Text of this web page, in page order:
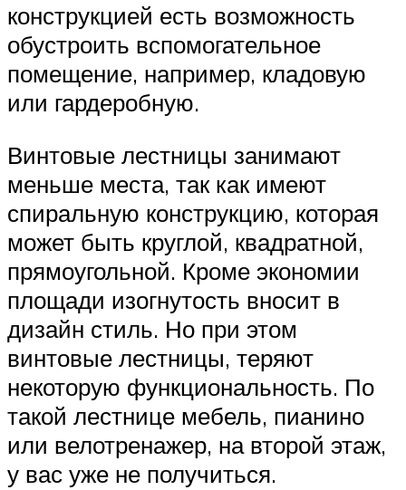
конструкцией есть возможность
обустроить вспомогательное
помещение, например, кладовую
или гардеробную.
Винтовые лестницы занимают
меньше места, так как имеют
спиральную конструкцию, которая
может быть круглой, квадратной,
прямоугольной. Кроме экономии
площади изогнутость вносит в
дизайн стиль. Но при этом
винтовые лестницы, теряют
некоторую функциональность. По
такой лестнице мебель, пианино
или велотренажер, на второй этаж,
у вас уже не получиться.